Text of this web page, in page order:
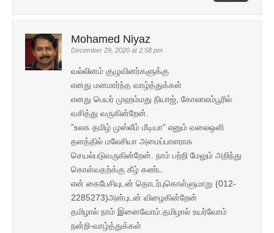
Mohamed Niyaz
December 29, 2020 at 2:58 pm
வல்லினம் குழுவினர்களுக்கு
எனது மனமார்ந்த வாழ்த்துக்கள்
எனது பெயர் முஹம்மது நியாஜ், கோலாலம்பூரில்
வசித்து வருகின்றேன்.
”உலக தமிழ் முஸ்லீம் மீடியா” எனும் வலைஒளி
தளத்தில் மலேசியா அமைப்பாளராக
செயல்படுவருகின்றேன். நாம் பற்றி மேலும் அறிந்து
கொள்வதற்க்கு கீழ் கண்ட
என் கைபேசியுடன் தொடர்புகொள்ளுமாறு (012-
2285273)அன்புடன் விழைகின்றேன்
தமிழால் நாம் இனைவோம்.தமிழால் உயர்வோம்
நன்றி-வாழ்த்துக்கள்